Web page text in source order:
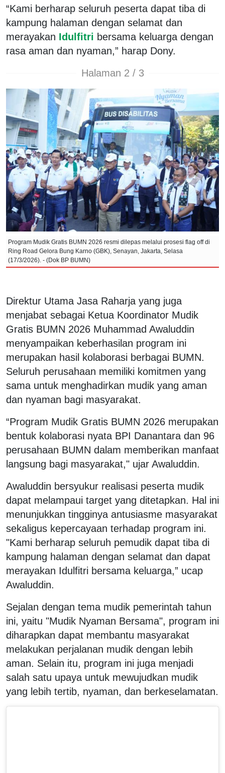
“Kami berharap seluruh peserta dapat tiba di
kampung halaman dengan selamat dan
merayakan Idulfitri bersama keluarga dengan
rasa aman dan nyaman,” harap Dony.
Halaman 2 / 3
Program Mudik Gratis BUMN 2026 resmi dilepas melalui prosesi flag off di
Ring Road Gelora Bung Karno (GBK), Senayan, Jakarta, Selasa
(17/3/2026). - (Dok BP BUMN)
Direktur Utama Jasa Raharja yang juga
menjabat sebagai Ketua Koordinator Mudik
Gratis BUMN 2026 Muhammad Awaluddin
menyampaikan keberhasilan program ini
merupakan hasil kolaborasi berbagai BUMN.
Seluruh perusahaan memiliki komitmen yang
sama untuk menghadirkan mudik yang aman
dan nyaman bagi masyarakat.
“Program Mudik Gratis BUMN 2026 merupakan
bentuk kolaborasi nyata BPI Danantara dan 96
perusahaan BUMN dalam memberikan manfaat
langsung bagi masyarakat," ujar Awaluddin.
Awaluddin bersyukur realisasi peserta mudik
dapat melampaui target yang ditetapkan. Hal ini
menunjukkan tingginya antusiasme masyarakat
sekaligus kepercayaan terhadap program ini.
"Kami berharap seluruh pemudik dapat tiba di
kampung halaman dengan selamat dan dapat
merayakan Idulfitri bersama keluarga,” ucap
Awaluddin.
Sejalan dengan tema mudik pemerintah tahun
ini, yaitu "Mudik Nyaman Bersama", program ini
diharapkan dapat membantu masyarakat
melakukan perjalanan mudik dengan lebih
aman. Selain itu, program ini juga menjadi
salah satu upaya untuk mewujudkan mudik
yang lebih tertib, nyaman, dan berkeselamatan.